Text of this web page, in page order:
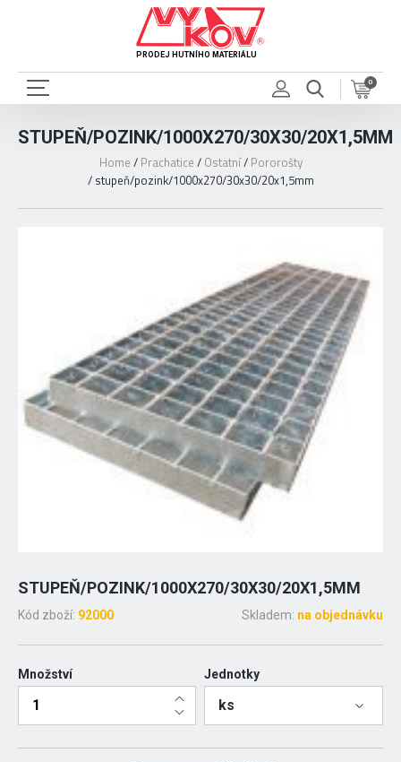
PRODEJ HUTNÍHO MATERIÁLU
0
STUPEŇ/POZINK/1000X270/30X30/20X1,5MM
Home / Prachatice / Ostatní/ Pororošty
/ stupeň/pozink/1000x270/30x30/20x1,5mm
STUPEŇ/POZINK/1000X270/30X30/20X1,5MM
Kód zboží: 92000 Skladem: na objednávku
Množství Jednotky
ks